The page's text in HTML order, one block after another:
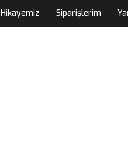
Hikayemiz Siparişlerim